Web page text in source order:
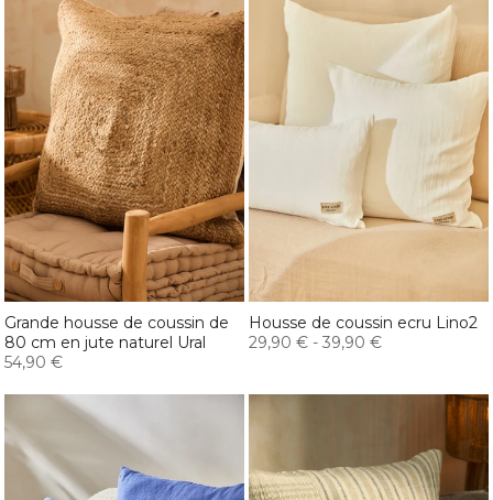
Grande housse de coussin de
80 cm en jute naturel Ural
54,90 €
Housse de coussin ecru Lino2
29,90 € - 39,90 €